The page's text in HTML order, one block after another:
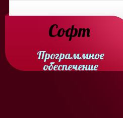
Софт
Программное
обеспечение